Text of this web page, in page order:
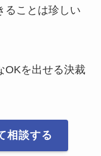
ることは珍しい
OKを出せる決裁
相談する